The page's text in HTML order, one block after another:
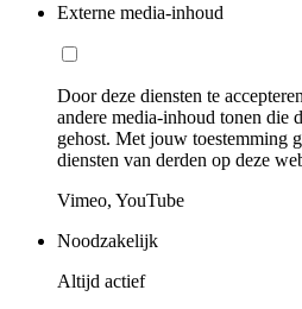
Externe media-inhoud
Door deze diensten te
andere media-inhoud tonen die
gehost. Met jouw toestemming
diensten van derden op deze
Vimeo, YouTube
Noodzakelijk
Altijd actief